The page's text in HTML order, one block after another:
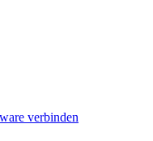
verbinden